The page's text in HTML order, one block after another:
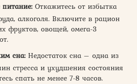
питание: Откажитесь от избытка
алкоголя. Включите в рацион
фруктов, овощей, омега-3
сна: Недостаток сна – одна из
стресса и ухудшения состояния
спать не менее 7-8 часов.